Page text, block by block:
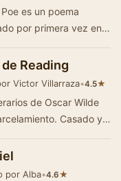
es un poema
por primera vez en
Reading
Victor Villarraza•4.5★
de Oscar Wilde
Casado y
por Alba•4.6★